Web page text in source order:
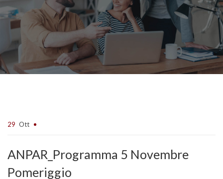
29 Ott
ANPAR_Programma 5 Novembre
Pomeriggio